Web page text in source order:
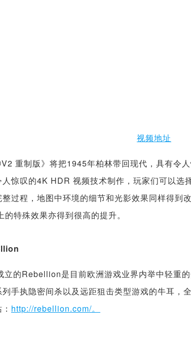
视频地址
V2 重制版》将把1945年柏林带回现代，具有令
惊叹的4K HDR 视频技术制作，玩家们可以选
过程，地图中环境的细节和光影效果同样得到
特殊效果亦得到很高的提升。
立的Rebellion是目前欧洲游戏业界内举中轻重
列手执隐密间杀以及远距狙击类型游戏的牛耳
http://rebellion.com/。